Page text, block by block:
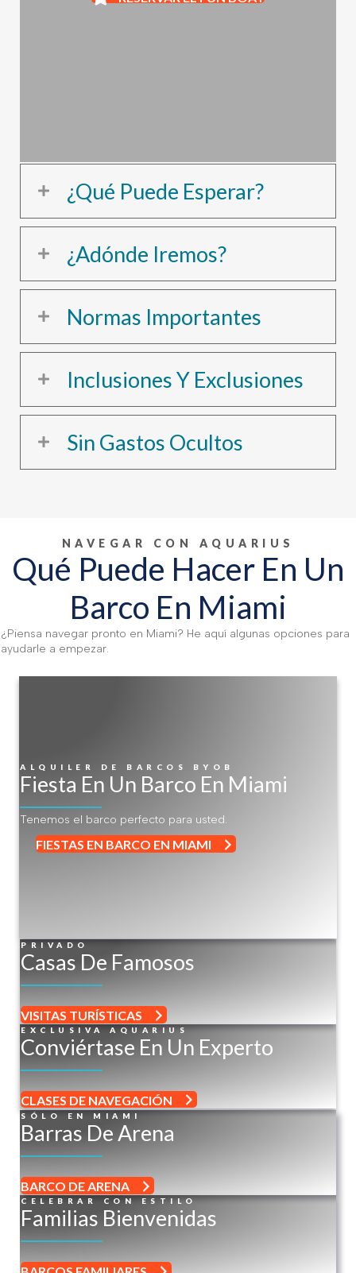
¿Qué Puede Esperar?
¿Adónde Iremos?
Normas Importantes
Inclusiones Y Exclusiones
Sin Gastos Ocultos
NAVEGAR CON AQUARIUS
Qué Puede Hacer En Un
Barco En Miami
¿Piensa navegar pronto en Miami? He aquí algunas opciones para
ayudarle a empezar.
ALQUILER DE BARCOS BYOB
Fiesta En Un Barco En Miami
Tenemos el barco perfecto para usted.
FIESTAS EN BARCO EN MIAMI
PRIVADO
Casas De Famosos
VISITAS TURÍSTICAS
EXCLUSIVA AQUARIUS
Conviértase En Un Experto
CLASES DE NAVEGACIÓN
SÓLO EN MIAMI
Barras De Arena
BARCO DE ARENA
CELEBRAR CON ESTILO
Familias Bienvenidas